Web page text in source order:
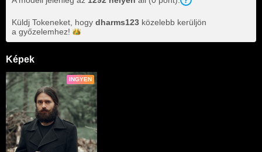
Küldj Tokeneket, hogy dharms123 közelebb kerüljön
a győzelemhez!
Képek
INGYEN